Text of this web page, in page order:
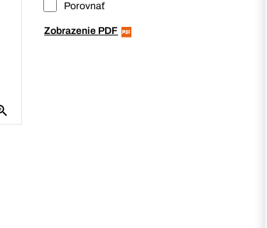
Porovnať
Zobrazenie PDF